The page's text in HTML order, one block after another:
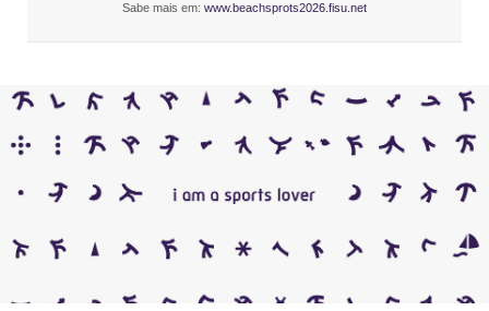
Sabe mais em: www.beachsprots2026.fisu.net